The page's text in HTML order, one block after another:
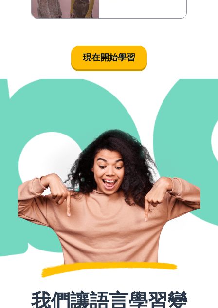
現在開始學習
我們讓語言學習變